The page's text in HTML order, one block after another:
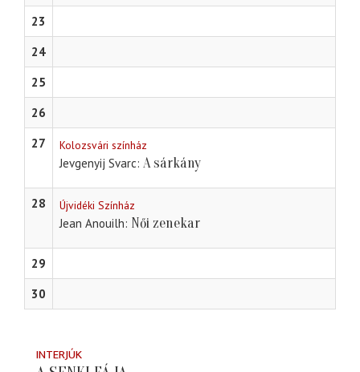
23
24
25
26
27
Kolozsvári színház
Jevgenyij Svarc A sárkány
28 Újvidéki Színház
Jean Anouilh Női zenekar
29
30
INTERJÚK